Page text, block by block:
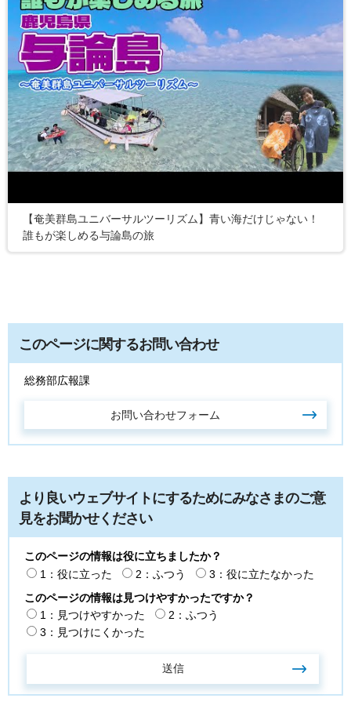
【奄美群島ユニバーサルツーリズム】青い海だけじゃない！
誰もが楽しめる与論島の旅
このページに関するお問い合わせ
総務部広報課
より良いウェブサイトにするためにみなさまのご意
見をお聞かせください
このページの情報は役に立ちましたか？
1：役に立った
2：ふつう
3：役に立たなかった
このページの情報は見つけやすかったですか？
1：見つけやすかった
2：ふつう
3：見つけにくかった